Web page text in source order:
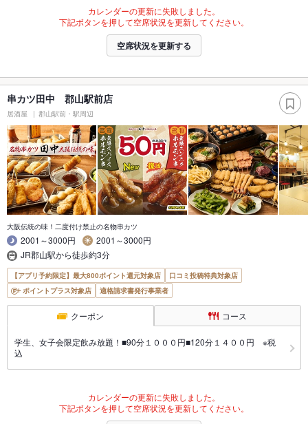
カレンダーの更新に失敗しました。
下記ボタンを押して空席状況を更新してください。
空席状況を更新する
串カツ田中 郡山駅前店
居酒屋 郡山駅前・駅周辺
大阪伝統の味！二度付け禁止の名物串カツ
2001～3000円
2001～3000円
JR郡山駅から徒歩約3分
【アプリ予約限定】最大800ポイント還元対象店
口コミ投稿特典対象店
ポイントプラス対象店
適格請求書発行事業者
クーポン コース
学生、女子会限定飲み放題！■90分１０００円■120分１４００円 ※税
込
カレンダーの更新に失敗しました。
下記ボタンを押して空席状況を更新してください。